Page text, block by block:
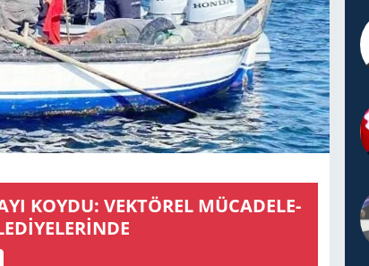
İLÇE BELEDİYELERİNDE